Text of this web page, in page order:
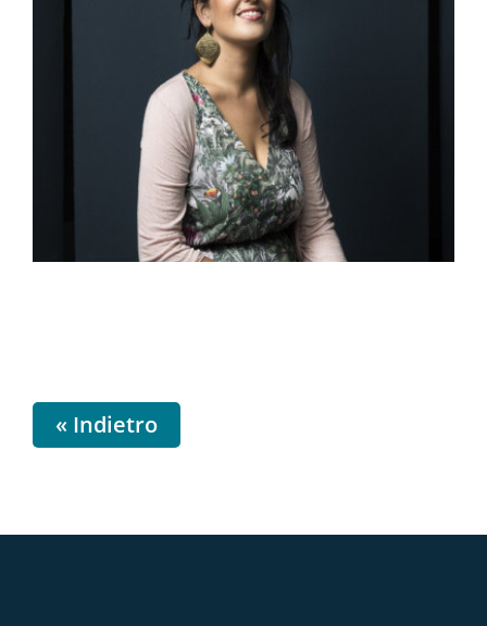
« Indietro